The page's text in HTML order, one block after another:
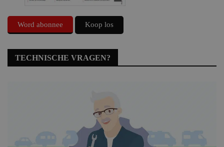
Word abonnee Koop los
TECHNISCHE VRAGEN?